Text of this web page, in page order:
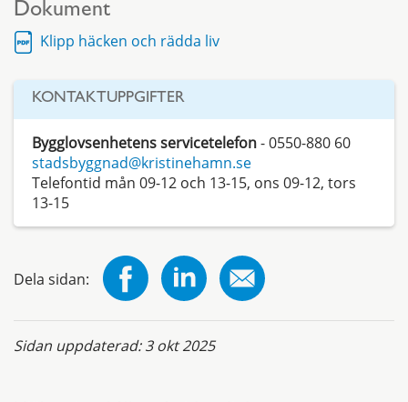
Dokument
Klipp häcken och rädda liv
KONTAKTUPPGIFTER
Bygglovsenhetens servicetelefon- 0550-880 60
stadsbyggnad@kristinehamn.se
Telefontid mån 09-12 och 13-15, ons 09-12, tors
13-15
Dela sidan:
Sidan uppdaterad:3 okt 2025